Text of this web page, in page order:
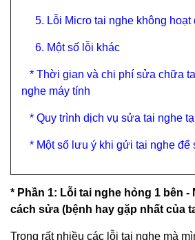
5. Lỗi Micro tai nghe không hoạt
6. Một số lỗi khác
* Thời gian và chi phí sửa chữa
nghe máy tính
* Quy trình dịch vụ sửa tai nghe
* Một số lưu ý khi gửi tai nghe để
* Phần 1: Lỗi tai nghe hỏng 1 bên -
cách sửa (bệnh hay gặp nhất của
Trong rất nhiều các lỗi tai nghe mà